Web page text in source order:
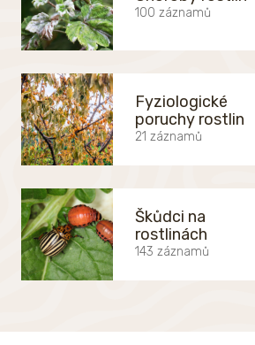
100 záznamů
Fyziologické
poruchy rostlin
21 záznamů
Škůdci na
rostlinách
143 záznamů